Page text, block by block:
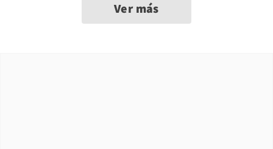
Ver más